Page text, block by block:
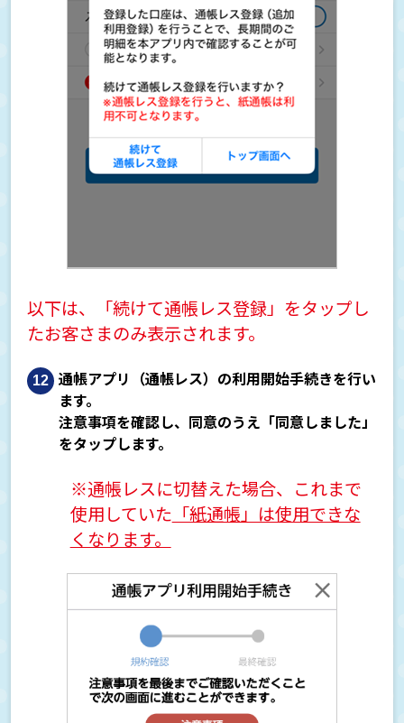
以下は、「続けて通帳レス登録」をタップし
たお客さまのみ表示されます。
通帳アプリ（通帳レス）の利用開始手続きを行い
ます。
注意事項を確認し、同意のうえ「同意しました」
をタップします。
※通帳レスに切替えた場合、これまで
使用していた 「紙通帳」は使用できな
くなります。